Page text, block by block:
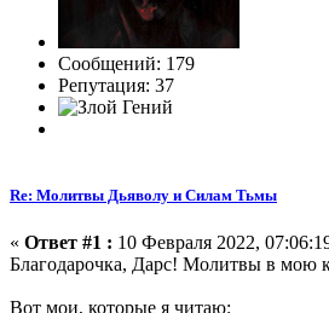
Сообщений: 179
Репутация: 37
Re: Молитвы Дьяволу и Силам Тьмы
« Ответ #1 : 10 Февраля 2022,
Благодарочка, Дарс! Молитвы в мою
Вот мои, которые я читаю: